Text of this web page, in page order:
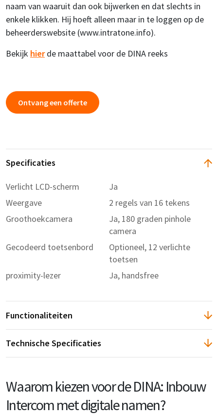
naam van waaruit dan ook bijwerken en dat slechts in
enkele klikken. Hij hoeft alleen maar in te loggen op de
beheerderswebsite (www.intratone.info).
Bekijk hier de maattabel voor de DINA reeks
Ontvang een offerte
Specificaties
Verlicht LCD-scherm
Ja
Weergave
2 regels van 16 tekens
Groothoekcamera
Ja, 180 graden pinhole
camera
Gecodeerd toetsenbord
Optioneel, 12 verlichte
toetsen
proximity-lezer
Ja, handsfree
Functionaliteiten
Technische Specificaties
Waarom kiezen voor de DINA: Inbouw
Intercom met digitale namen?